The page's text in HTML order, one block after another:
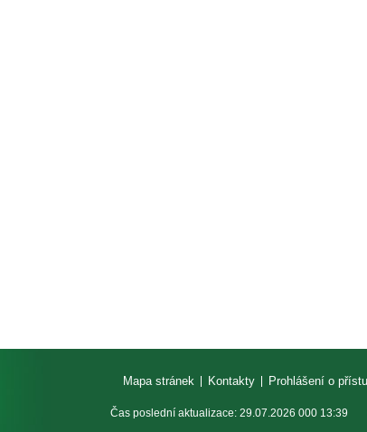
Mapa stránek Kontakty Prohlášení o
Čas poslední aktualizace: 29.07.2026 000